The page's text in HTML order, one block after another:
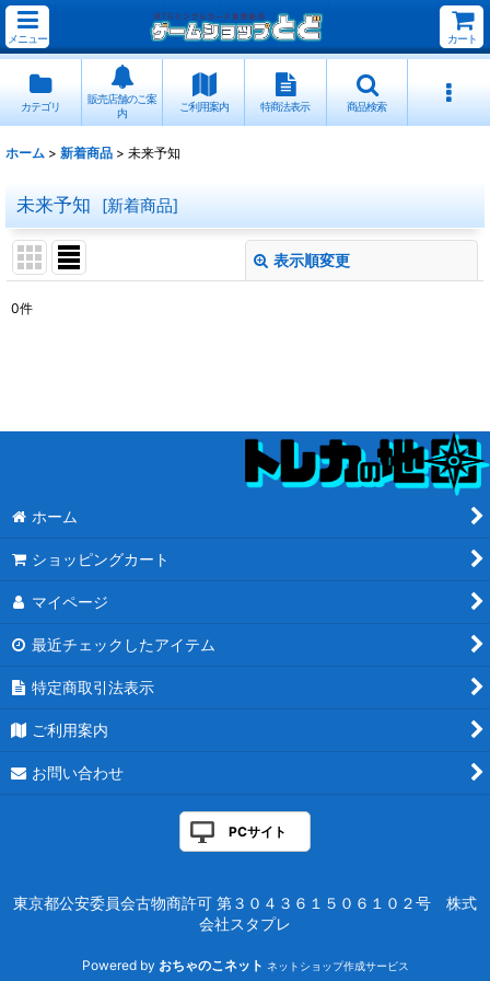
メニュー カート
カテゴリ
販売店舗のご案
内
ご利用案内 特商法表示 商品検索
ホーム > 新着商品 > 未来予知
未来予知 [新着商品]
表示順変更
絞り込む
0件
ホーム
ショッピングカート
マイページ
最近チェックしたアイテム
特定商取引法表示
ご利用案内
お問い合わせ
PCサイト
東京都公安委員会古物商許可 第３０４３６１５０６１０２号 株式
会社スタプレ
Powered by おちゃのこネット ネットショップ作成サービス